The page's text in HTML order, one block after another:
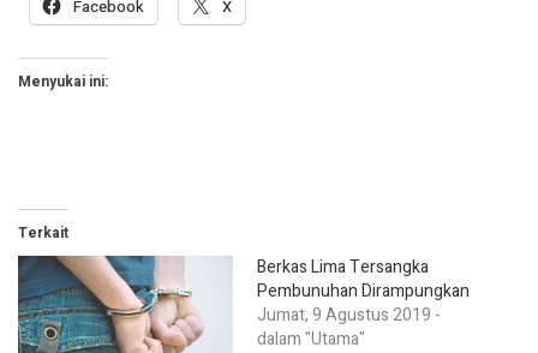
Facebook X
Menyukai ini:
Terkait
Berkas Lima Tersangka
Pembunuhan Dirampungkan
Jumat, 9 Agustus 2019 -
dalam "Utama"